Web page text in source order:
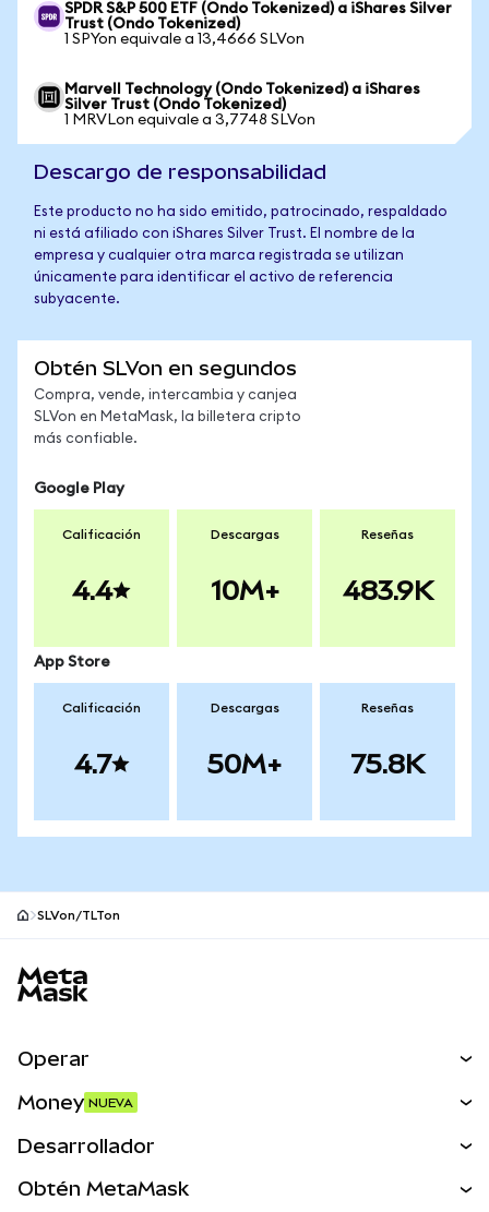
SPDR S&P 500 ETF (Ondo Tokenized) a iShares Silver
Trust (Ondo Tokenized)
1 SPYon equivale a 13,4666 SLVon
Marvell Technology (Ondo Tokenized) a iShares
Silver Trust (Ondo Tokenized)
1 MRVLon equivale a 3,7748 SLVon
Descargo de responsabilidad
Este producto no ha sido emitido, patrocinado, respaldado
ni está afiliado con iShares Silver Trust. El nombre de la
empresa y cualquier otra marca registrada se utilizan
únicamente para identificar el activo de referencia
subyacente.
Obtén SLVon en segundos
Compra, vende, intercambia y canjea
SLVon en MetaMask, la billetera cripto
más confiable.
Google Play
Calificación
4.4
Descargas
10M+
Reseñas
483.9K
App Store
Calificación
4.7
Descargas
50M+
Reseñas
75.8K
SLVon/TLTon
Operar
Activos del mundo real
Money NUEVA
Desarrollador
Obtén MetaMask